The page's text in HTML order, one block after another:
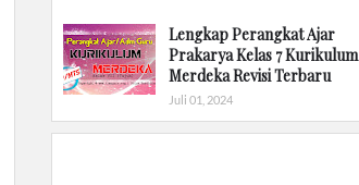
Lengkap Perangkat Ajar
Prakarya Kelas 7 Kurikulum
Merdeka Revisi Terbaru
Juli 01, 2024